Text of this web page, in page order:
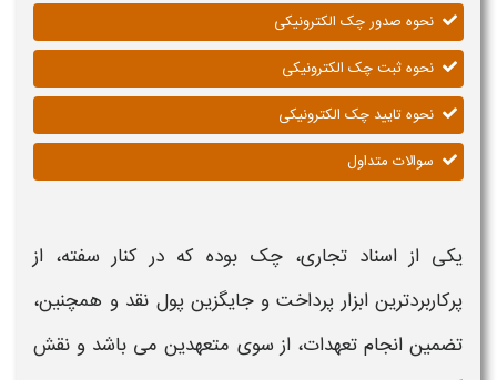
نحوه صدور چک الکترونیکی
نحوه ثبت چک الکترونیکی
نحوه تایید چک الکترونیکی
سوالات متداول
یکی از اسناد تجاری، چک بوده که در کنار سفته، از
پرکاربردترین ابزار پرداخت و جایگزین پول نقد و همچنین،
تضمین انجام تعهدات، از سوی متعهدین می باشد و نقش